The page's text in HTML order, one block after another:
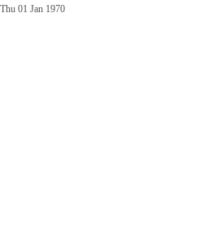
Thu 01 Jan 1970